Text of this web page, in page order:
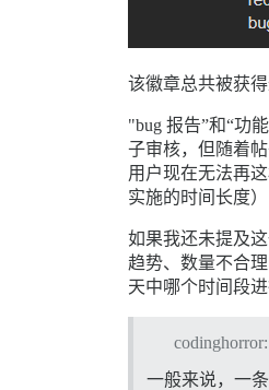
该徽章总共被获
"bug 报告”和“功
子审核，但随着
用户现在无法再
实施的时间长度
如果我还未提及
趋势、数量不合
天中哪个时间段
codinghorror:
一般来说，一